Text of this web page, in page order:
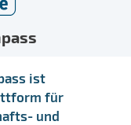
ist
für
und